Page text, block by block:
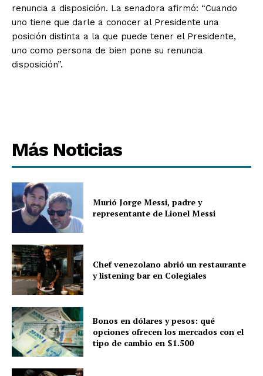
renuncia a disposición. La senadora afirmó: “Cuando
uno tiene que darle a conocer al Presidente una
posición distinta a la que puede tener el Presidente,
uno como persona de bien pone su renuncia
disposición”.
Más Noticias
Murió Jorge Messi, padre y
representante de Lionel Messi
Chef venezolano abrió un restaurante
y listening bar en Colegiales
Bonos en dólares y pesos: qué
opciones ofrecen los mercados con el
tipo de cambio en $1.500